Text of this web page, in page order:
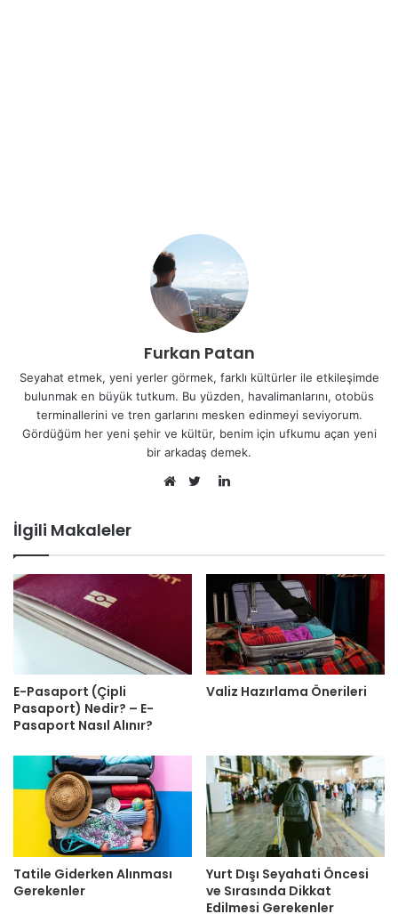
Furkan Patan
Seyahat etmek, yeni yerler görmek, farklı kültürler ile etkileşimde
bulunmak en büyük tutkum. Bu yüzden, havalimanlarını, otobüs
terminallerini ve tren garlarını mesken edinmeyi seviyorum.
Gördüğüm her yeni şehir ve kültür, benim için ufkumu açan yeni
bir arkadaş demek.
LinkedIn
İlgili Makaleler
E-Pasaport (Çipli
Pasaport) Nedir? – E-
Pasaport Nasıl Alınır?
Valiz Hazırlama Önerileri
Tatile Giderken Alınması
Gerekenler
Yurt Dışı Seyahati Öncesi
ve Sırasında Dikkat
Edilmesi Gerekenler